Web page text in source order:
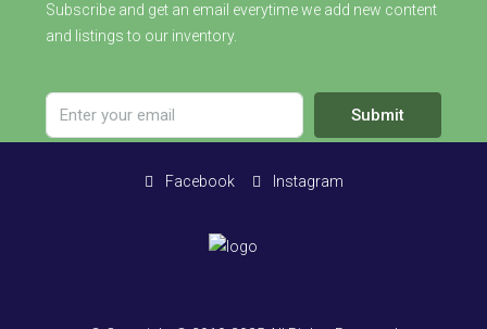
Subscribe and get an email everytime we add new content
and listings to our inventory.
Submit
Facebook Instagram